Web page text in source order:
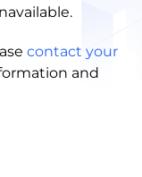
contact your
and